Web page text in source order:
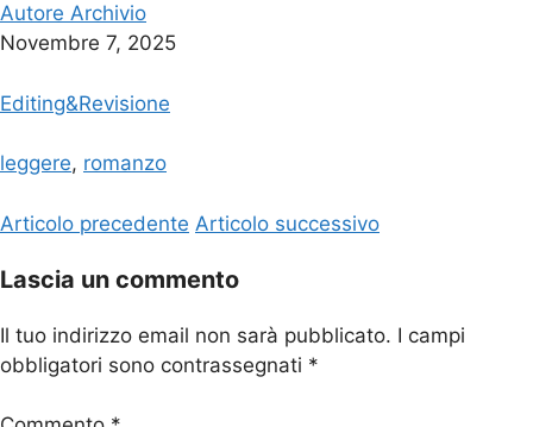
Autore Archivio
Novembre 7, 2025
Editing&Revisione
leggere, romanzo
Articolo precedente Articolo successivo
Lascia un commento
Il tuo indirizzo email non sarà pubblicato. I campi
obbligatori sono contrassegnati *